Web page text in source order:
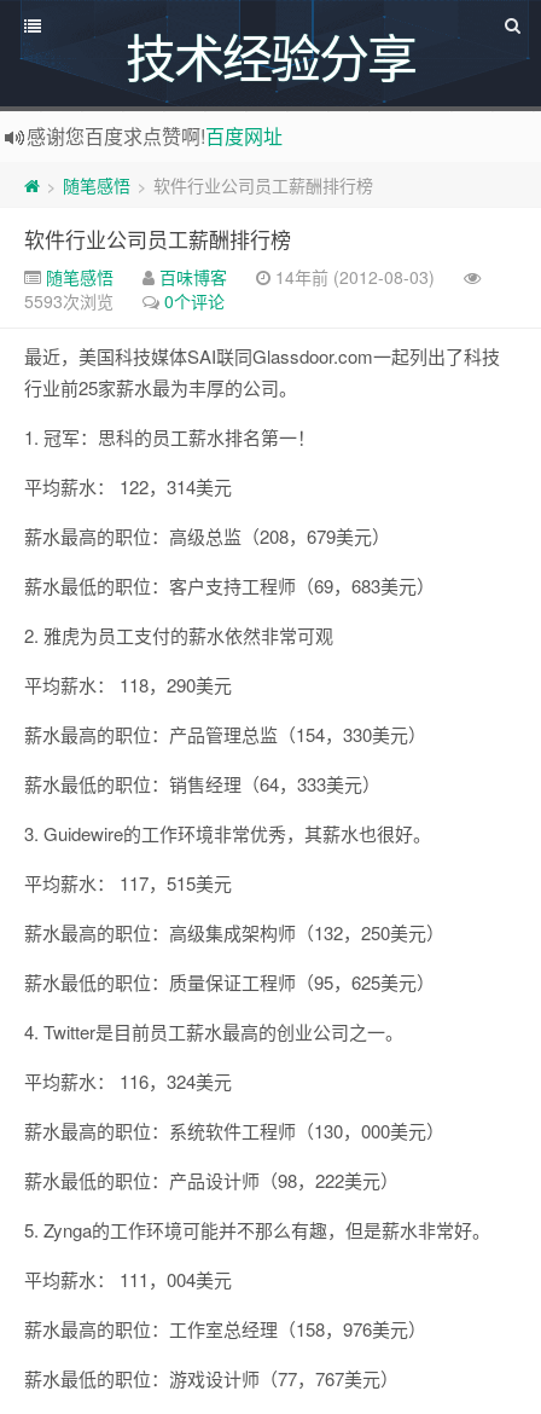
技术经验分享
感谢您百度求点赞啊!百度网址
如果您觉得本站非常有看点，那么赶紧使用Ctrl+D 收藏百味博客吧
已升级为最新版主题,并将持续优化改造中，支持说说碎语功能，可像添加文章一样直接添加说说，
> 随笔感悟 > 软件行业公司员工薪酬排行榜
软件行业公司员工薪酬排行榜
随笔感悟 百味博客
14年前 (2012-08-03)
5593次浏览
0个评论
最近，美国科技媒体SAI联同Glassdoor.com一起列出了科技
行业前25家薪水最为丰厚的公司。
1. 冠军：思科的员工薪水排名第一！
平均薪水： 122，314美元
薪水最高的职位：高级总监（208，679美元）
薪水最低的职位：客户支持工程师（69，683美元）
2. 雅虎为员工支付的薪水依然非常可观
平均薪水： 118，290美元
薪水最高的职位：产品管理总监（154，330美元）
薪水最低的职位：销售经理（64，333美元）
3. Guidewire的工作环境非常优秀，其薪水也很好。
平均薪水： 117，515美元
薪水最高的职位：高级集成架构师（132，250美元）
薪水最低的职位：质量保证工程师（95，625美元）
4. Twitter是目前员工薪水最高的创业公司之一。
平均薪水： 116，324美元
薪水最高的职位：系统软件工程师（130，000美元）
薪水最低的职位：产品设计师（98，222美元）
5. Zynga的工作环境可能并不那么有趣，但是薪水非常好。
平均薪水： 111，004美元
薪水最高的职位：工作室总经理（158，976美元）
薪水最低的职位：游戏设计师（77，767美元）